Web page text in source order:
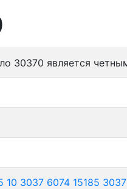
30370 является
10 3037 6074 15185